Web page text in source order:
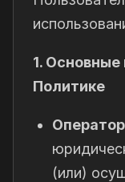
1.
Политике
Оператор
(или)